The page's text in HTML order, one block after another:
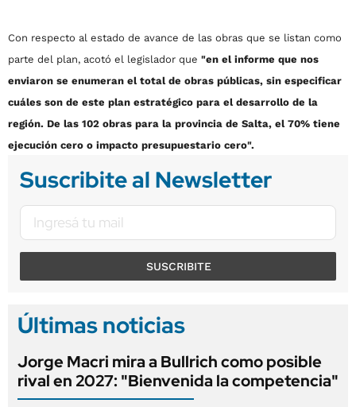
Con respecto al estado de avance de las obras que se listan como
parte del plan, acotó el legislador que "en el informe que nos
enviaron se enumeran el total de obras públicas, sin especificar
cuáles son de este plan estratégico para el desarrollo de la
región. De las 102 obras para la provincia de Salta, el 70% tiene
ejecución cero o impacto presupuestario cero".
Suscribite al Newsletter
SUSCRIBITE
Últimas noticias
Jorge Macri mira a Bullrich como posible
rival en 2027: "Bienvenida la competencia"